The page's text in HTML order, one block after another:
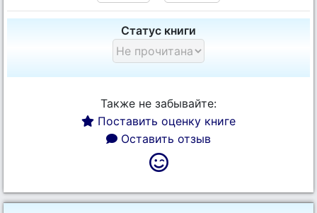
Статус книги
Также не забывайте:
Поставить оценку книге
Оставить отзыв